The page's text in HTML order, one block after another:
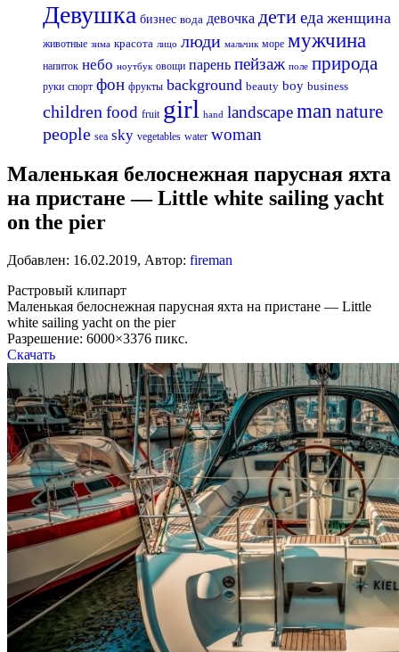
Девушка бизнес вода девочка детиеда женщина
животные зима красота лицо люди мальчик море мужчина
напиток небо ноутбук овощи парень пейзаж поле природа
руки спорт фон фрукты background beauty boy business
childrenfood fruit girl hand landscapeman nature
people sea sky vegetables water woman
Маленькая белоснежная парусная яхта
на пристане — Little white sailing yacht
on the pier
Добавлен: 16.02.2019, Автор: fireman
Растровый клипарт
Маленькая белоснежная парусная яхта на пристане — Little
white sailing yacht on the pier
Разрешение: 6000×3376 пикс.
Скачать